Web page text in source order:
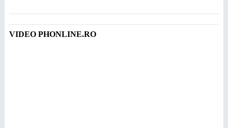
VIDEO PHONLINE.RO